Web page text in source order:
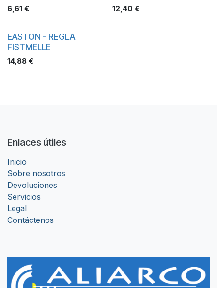
6,61 € 12,40 €
EASTON - REGLA
FISTMELLE
14,88 €
Enlaces útiles
Inicio
Sobre nosotros
Devoluciones
Servicios
Legal
Contáctenos